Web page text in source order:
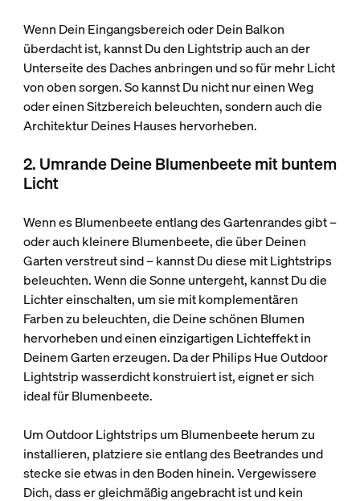
Wenn Dein Eingangsbereich oder Dein Balkon
überdacht ist, kannst Du den Lightstrip auch an der
Unterseite des Daches anbringen und so für mehr Licht
von oben sorgen. So kannst Du nicht nur einen Weg
oder einen Sitzbereich beleuchten, sondern auch die
Architektur Deines Hauses hervorheben.
2. Umrande Deine Blumenbeete mit buntem
Licht
Wenn es Blumenbeete entlang des Gartenrandes gibt –
oder auch kleinere Blumenbeete, die über Deinen
Garten verstreut sind – kannst Du diese mit Lightstrips
beleuchten. Wenn die Sonne untergeht, kannst Du die
Lichter einschalten, um sie mit komplementären
Farben zu beleuchten, die Deine schönen Blumen
hervorheben und einen einzigartigen Lichteffekt in
Deinem Garten erzeugen. Da der Philips Hue Outdoor
Lightstrip wasserdicht konstruiert ist, eignet er sich
ideal für Blumenbeete.
Um Outdoor Lightstrips um Blumenbeete herum zu
installieren, platziere sie entlang des Beetrandes und
stecke sie etwas in den Boden hinein. Vergewissere
Dich, dass er gleichmäßig angebracht ist und kein